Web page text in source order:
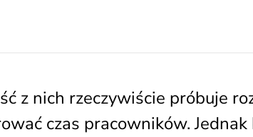
z nich rzeczywiście próbuje
czas pracowników.